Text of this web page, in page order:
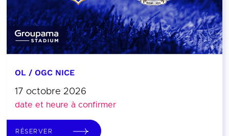
OL / OGC NICE
17 octobre 2026
date et heure à confirmer
RÉSERVER